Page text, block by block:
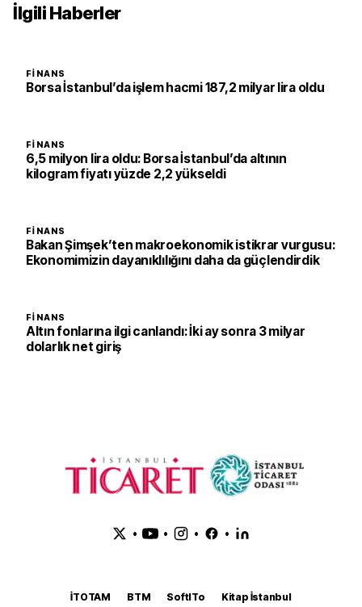
İlgili Haberler
FINANS
Borsa İstanbul’da işlem hacmi 187,2 milyar lira oldu
FINANS
6,5 milyon lira oldu: Borsa İstanbul’da altının
kilogram fiyatı yüzde 2,2 yükseldi
FINANS
Bakan Şimşek’ten makroekonomik istikrar vurgusu:
Ekonomimizin dayanıklılığını daha da güçlendirdik
FINANS
Altın fonlarına ilgi canlandı: İki ay sonra 3 milyar
dolarlık net giriş
• • • •
İTOTAM BTM SoftITo
Kitap İstanbul